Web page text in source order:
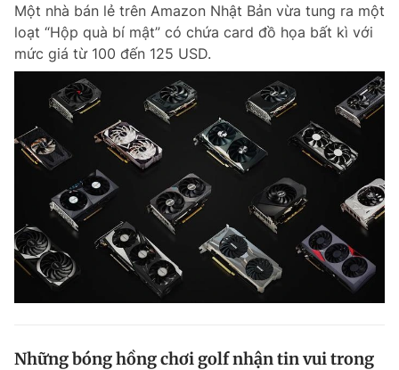
Một nhà bán lẻ trên Amazon Nhật Bản vừa tung ra một
loạt “Hộp quà bí mật” có chứa card đồ họa bất kì với
mức giá từ 100 đến 125 USD.
Những bóng hồng chơi golf nhận tin vui trong